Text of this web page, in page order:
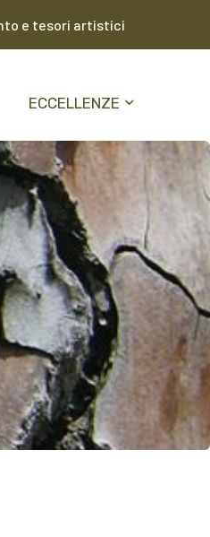
e tesori artistici
ECCELLENZE